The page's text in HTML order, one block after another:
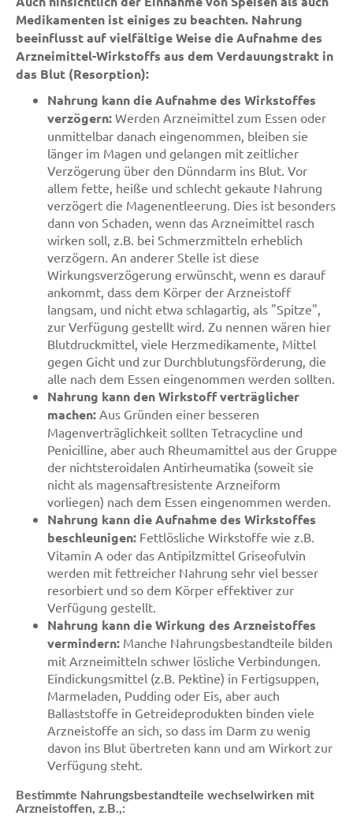
Medikamenten ist einiges zu beachten. Nahrung
beeinflusst auf vielfältige Weise die Aufnahme des
Arzneimittel-Wirkstoffs aus dem Verdauungstrakt in
das Blut (Resorption):
Nahrung kann die Aufnahme des Wirkstoffes
verzögern: Werden Arzneimittel zum Essen oder
unmittelbar danach eingenommen, bleiben sie
länger im Magen und gelangen mit zeitlicher
Verzögerung über den Dünndarm ins Blut. Vor
allem fette, heiße und schlecht gekaute Nahrung
verzögert die Magenentleerung. Dies ist besonders
dann von Schaden, wenn das Arzneimittel rasch
wirken soll, z.B. bei Schmerzmitteln erheblich
verzögern. An anderer Stelle ist diese
Wirkungsverzögerung erwünscht, wenn es darauf
ankommt, dass dem Körper der Arzneistoff
langsam, und nicht etwa schlagartig, als "Spitze",
zur Verfügung gestellt wird. Zu nennen wären hier
Blutdruckmittel, viele Herzmedikamente, Mittel
gegen Gicht und zur Durchblutungsförderung, die
alle nach dem Essen eingenommen werden sollten.
Nahrung kann den Wirkstoff verträglicher
machen: Aus Gründen einer besseren
Magenverträglichkeit sollten Tetracycline und
Penicilline, aber auch Rheumamittel aus der Gruppe
der nichtsteroidalen Antirheumatika (soweit sie
nicht als magensaftresistente Arzneiform
vorliegen) nach dem Essen eingenommen werden.
Nahrung kann die Aufnahme des Wirkstoffes
beschleunigen: Fettlösliche Wirkstoffe wie z.B.
Vitamin A oder das Antipilzmittel Griseofulvin
werden mit fettreicher Nahrung sehr viel besser
resorbiert und so dem Körper effektiver zur
Verfügung gestellt.
Nahrung kann die Wirkung des Arzneistoffes
vermindern: Manche Nahrungsbestandteile bilden
mit Arzneimitteln schwer lösliche Verbindungen.
Eindickungsmittel (z.B. Pektine) in Fertigsuppen,
Marmeladen, Pudding oder Eis, aber auch
Ballaststoffe in Getreideprodukten binden viele
Arzneistoffe an sich, so dass im Darm zu wenig
davon ins Blut übertreten kann und am Wirkort zur
Verfügung steht.
Bestimmte Nahrungsbestandteile wechselwirken mit
Arzneistoffen, z.B.,: